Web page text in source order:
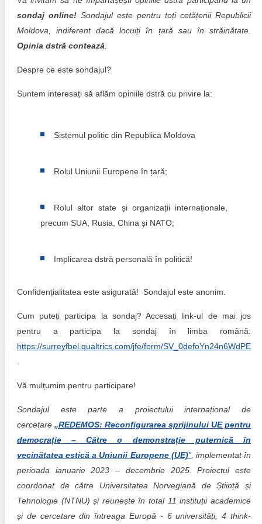
The best and the worst local policies in Moldova
public institutions in Moldova
Integrity of public procurement in Moldova
sondaj online!Sondajul este pentru toți cetățenii Republicii
Moldova, indiferent dacă locuiți în țară sau în străinătate.
Opinia dstră contează.
Despre ce este sondajul?
Suntem interesați să aflăm opiniile dstră cu privire la:
Sistemul politic din Republica Moldova
Rolul Uniunii Europene în țară;
Rolul altor state și organizații internaționale,
precum SUA, Rusia, China și NATO;
Implicarea dstră personală în politică!
Confidențialitatea este asigurată! Sondajul este anonim.
Cum puteți participa la sondaj? Accesați link-ul de mai jos
pentru a participa la sondaj în limba română:
https://surreyfbel.qualtrics.com/jfe/form/SV_0defoYn24n6WdPE
Vă mulțumim pentru participare!
Sondajul este parte a proiectului internațional de
cercetare „REDEMOS: Reconfigurarea sprijinului UE pentru
democrație – Către o demonstrație puternică în
vecinătatea estică a Uniunii Europene (UE)”, implementat în
perioada ianuarie 2023 – decembrie 2025. Proiectul este
coordonat de către Universitatea Norvegiană de Știință și
Tehnologie (NTNU) și reunește în total 11 instituții academice
și de cercetare din întreaga Europă - 6 universități, 4 think-